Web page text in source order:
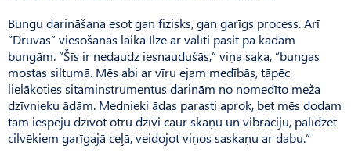
Bungu darināšana esot gan fizisks, gan garīgs process. Arī
“Druvas” viesošanās laikā Ilze ar vālīti pasit pa kādām
bungām. “Šīs ir nedaudz iesnaudušās,” viņa saka, “bungas
mostas siltumā. Mēs abi ar vīru ejam medībās, tāpēc
lielākoties sitaminstrumentus darinām no nomedīto meža
dzīvnieku ādām. Mednieki ādas parasti aprok, bet mēs dodam
tām iespēju dzīvot otru dzīvi caur skaņu un vibrāciju, palīdzēt
cilvēkiem garīgajā ceļā, veidojot viņos saskaņu ar dabu.”